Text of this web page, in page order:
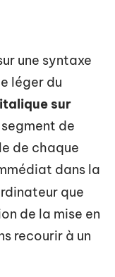
une syntaxe
léger du
italique sur
de
de chaque
dans la
que
de la mise en
recourir à un